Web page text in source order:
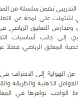
التدريبي تضمن سلسلة من
اشتملت على لمحة عن
ومدارس التعليق الرياضي في
إلى جانب أساسيات
المعلق الرياضي، فضلاً عن
من الهواية إلى الاحتراف
الذهنية والطريقة
الواجب توافرها في